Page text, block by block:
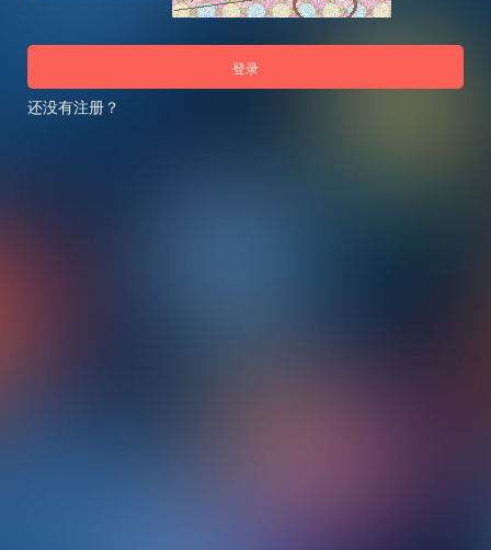
登录
还没有注册？